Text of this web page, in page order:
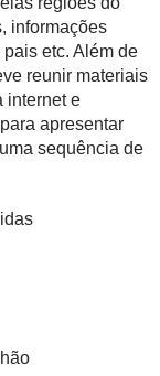
informações
etc. Além de
reunir materiais
internet e
apresentar
sequência de